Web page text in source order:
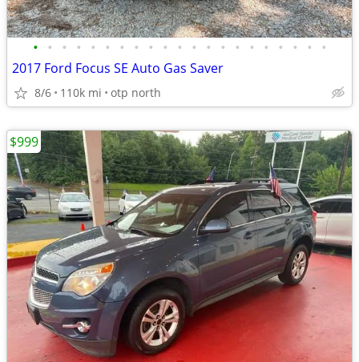
• • • • • • • • • • • • • • • • • • • • •
2017 Ford Focus SE Auto Gas Saver
8/6 110k mi otp north
$999